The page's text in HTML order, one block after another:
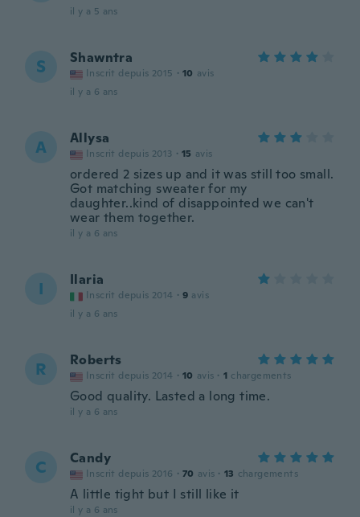
il y a 5 ans
S Shawntra
Inscrit depuis 2015 · 10 avis
il y a 6 ans
A Allysa
Inscrit depuis 2013 · 15 avis
ordered 2 sizes up and it was still too small.
Got matching sweater for my
daughter..kind of disappointed we can't
wear them together.
il y a 6 ans
I Ilaria
Inscrit depuis 2014 · 9 avis
il y a 6 ans
R Roberts
Inscrit depuis 2014 · 10 avis · 1 chargements
Good quality. Lasted a long time.
il y a 6 ans
C Candy
Inscrit depuis 2016 · 70 avis · 13 chargements
A little tight but I still like it
il y a 6 ans